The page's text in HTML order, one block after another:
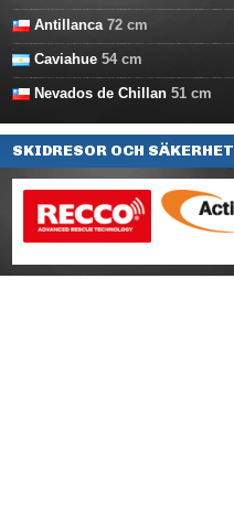
Antillanca72 cm
Caviahue 54 cm
Nevados de Chillan 51 cm
SKIDRESOR OCH SÄKERHET